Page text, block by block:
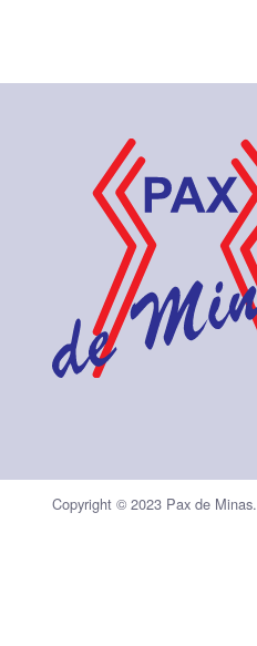
Copyright © 2023 Pax de Minas.